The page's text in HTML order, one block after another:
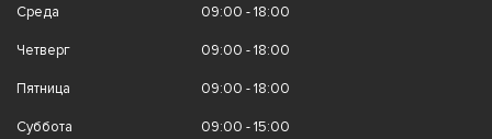
Среда 09:00 - 18:00
Четверг 09:00 - 18:00
Пятница 09:00 - 18:00
Суббота 09:00 - 15:00